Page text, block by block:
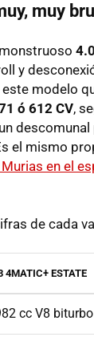
muy
y
modelo
ó 612 CV,
el mismo
en el
de cada
4MATIC+ ESTATE
cc V8 biturbo